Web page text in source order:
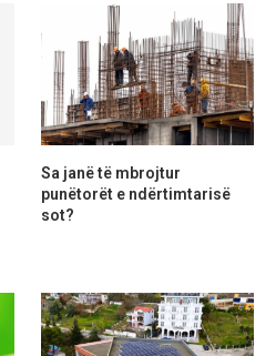
Sa janë të mbrojtur
punëtorët e ndërtimtarisë
sot?